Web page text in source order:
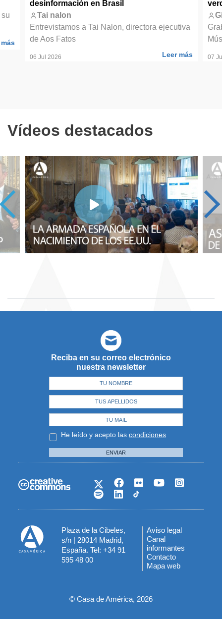
desinformación en Brasil
Tai nalon
Entrevistamos a Tai Nalon, directora ejecutiva
de Aos Fatos
06 Jul 2026 Leer más 07
Vídeos destacados
Reciba en su correo electrónico
nuestra newsletter
He leído y acepto las condiciones
ENVIAR
Plaza de la Cibeles,
s/n | 28014 Madrid,
España. Tel: +34 91
595 48 00
Menú
del
pie
Aviso legal
Canal
informantes
Contacto
Mapa web
© Casa de América, 2026